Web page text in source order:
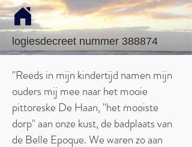
logiesdecreet nummer 388874
"Reeds in mijn kindertijd namen mijn
ouders mij mee naar het mooie
pittoreske De Haan, "het mooiste
dorp" aan onze kust, de badplaats van
de Belle Epoque. We waren zo aan